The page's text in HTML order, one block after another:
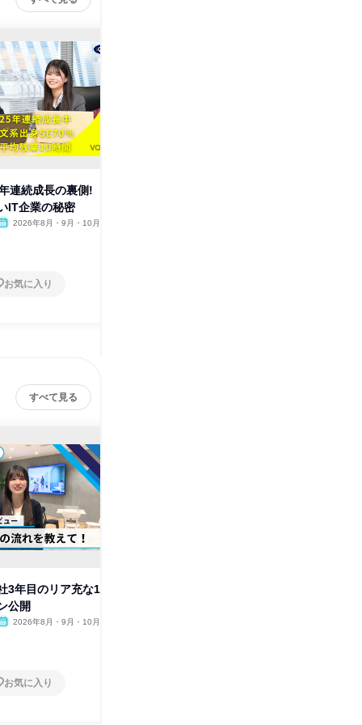
連続成長の裏側!
IT企業の秘密
2026年8月・9月・10月
お気に入り
すべて見る
3年目のリア充な1
公開
2026年8月・9月・10月
お気に入り